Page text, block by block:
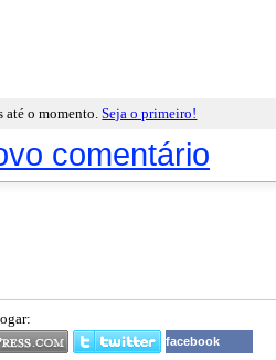
até o momento.Seja o primeiro!
comentário
facebook